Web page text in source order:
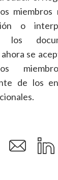
miembros
o
los
se
de los